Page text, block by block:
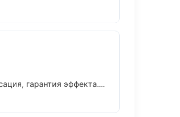
гарантия эффекта....